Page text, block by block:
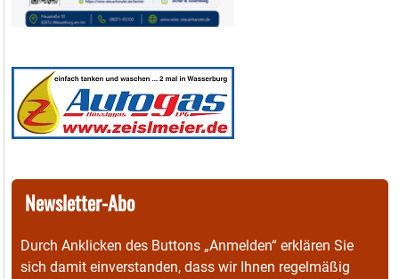
Newsletter-Abo
Durch Anklicken des Buttons „Anmelden“ erklären Sie
sich damit einverstanden, dass wir Ihnen regelmäßig